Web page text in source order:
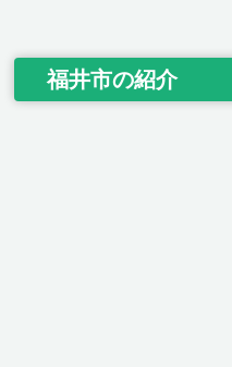
福井市の紹介